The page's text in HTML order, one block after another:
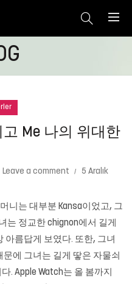
Me 나의 위대한
Leave a comment
5 Aralık
니는 대부분 Kansa이었고, 그
는 정교한 chignon에서 길게
아름답게 보였다. 또한, 그녀
에 그녀는 길게 땋은 자물쇠
. Apple Watch는 올 봄까지